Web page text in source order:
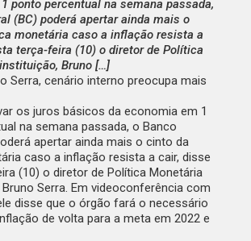
ponto percentual na semana passada,
(BC) poderá apertar ainda mais o
monetária caso a inflação resista a
terça-feira (10) o diretor de Política
Bruno […]
Serra, cenário interno preocupa mais
os juros básicos da economia em 1
na semana passada, o Banco
apertar ainda mais o cinto da
caso a inflação resista a cair, disse
(10) o diretor de Política Monetária
Serra. Em videoconferência com
disse que o órgão fará o necessário
de volta para a meta em 2022 e